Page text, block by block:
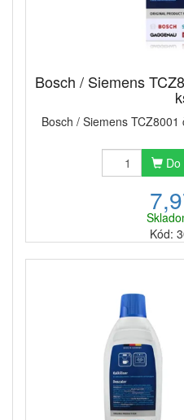
Bosch / Siemens
Bosch / Siemens
Do
Kód: